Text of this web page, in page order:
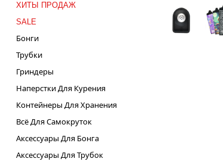
ХИТЫ ПРОДАЖ
SALE
Бонги
Трубки
Гриндеры
Наперстки Для Курения
Контейнеры Для Хранения
Всё Для Самокруток
Аксессуары Для Бонга
Аксессуары Для Трубок